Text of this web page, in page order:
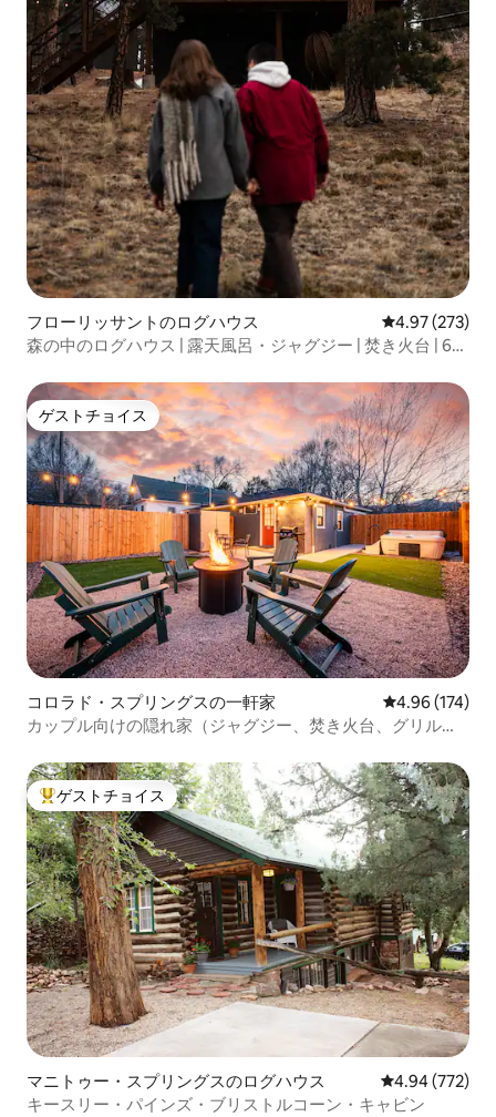
フローリッサントのログハウス レビュー273
4.97 (273)
森の中のログハウス | 露天風呂・ジャグジー | 焚き火台 | 6エ
ゲストチョイス
ゲストチョイス
コロラド・スプリングスの一軒家 レビュー174
4.96 (174)
カップル向けの隠れ家（ジャグジー、焚き火台、グリル付
大好評のゲストチョイスです。
ゲストチョイス
マニトゥー・スプリングスのログハウス レビュー772
4.94 (772)
キースリー・パインズ・ブリストルコーン・キャビン